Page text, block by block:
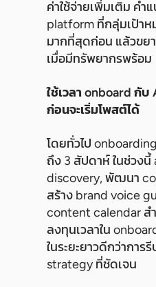
ค่าใช้จ่ายเพิ่มเติม คำ
platform ที่กลุ่มเป้า
มากที่สุดก่อน แล้วขย
เมื่อมีทรัพยากรพร้อม
ใช้เวลา onboard กั
ก่อนจะเริ่มโพสต์ได้
โดยทั่วไป
ถึง 3 สัปดาห์ ในช่วงนี้
discovery, พัฒนา
สร้าง brand voice
content calendar ส
ลงทุนเวลาใน
ในระยะยาวดีกว่าการ
strategy ที่ชัดเจน